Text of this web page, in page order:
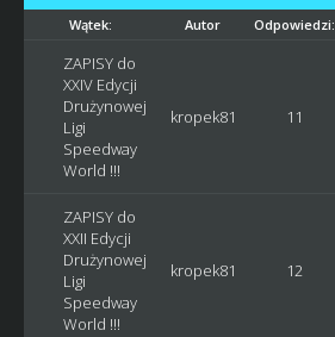
Wątek: Autor Odpowiedzi:
ZAPISY do
XXIV Edycji
Drużynowej
Ligi
Speedway
World !!!
kropek81 11
ZAPISY do
XXII Edycji
Drużynowej
Ligi
Speedway
World !!!
kropek81 12